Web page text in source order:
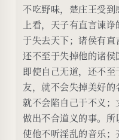
不吃野味，楚庄王受
上看，天子有直言谏
于失去天下；诸侯有直
还不至于失掉他的诸侯
即使自己无道，还不
友，就不会失掉美好的
就不会陷自己于不义
做出不合道义的事。所
使他不听淫乱的音乐